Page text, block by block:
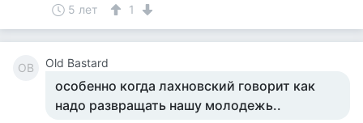
5 лет 1
OB Old Bastard
особенно когда лахновский говорит как
надо развращать нашу молодежь..